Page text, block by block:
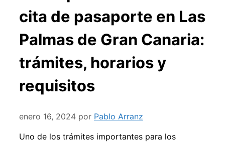
cita de pasaporte en Las
Palmas de Gran Canaria:
trámites, horarios y
requisitos
enero 16, 2024 por Pablo Arranz
Uno de los trámites importantes para los